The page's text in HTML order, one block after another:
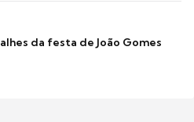
da festa de João Gomes